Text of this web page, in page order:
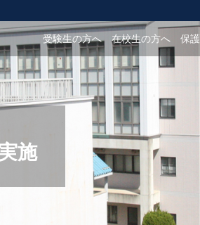
受験生の方へ 在校生の方へ 保
施